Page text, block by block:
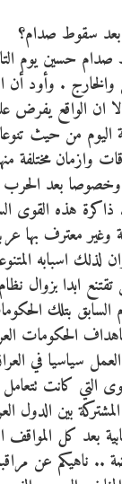
سقوط صدام؟
. وأود أن
ان الواقع يفرض
من حيث
وازمان مختلفة
وخصوصا بعد الحرب
ما تحمله ذاكرة هذه
معترف بها
اسبابه
تقتنع ابدا
بتلك
الحكومات
سياسيا في
التي كانت
بين الدول
بعد كل المواقف
عن مراقبة